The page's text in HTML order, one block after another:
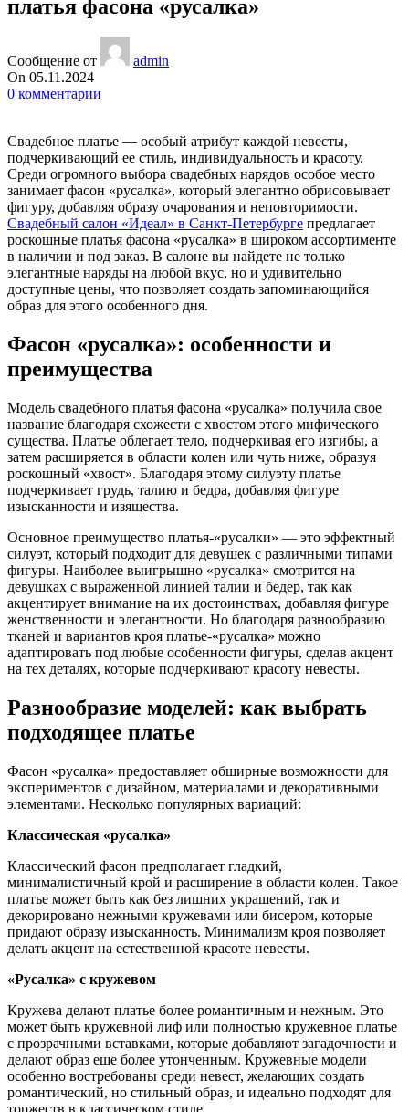
платья фасона «русалка»
Сообщение от
admin
On 05.11.2024
0 комментарии
Свадебное платье — особый атрибут каждой невесты,
подчеркивающий ее стиль, индивидуальность и красоту.
Среди огромного выбора свадебных нарядов особое место
занимает фасон «русалка», который элегантно обрисовывает
фигуру, добавляя образу очарования и неповторимости.
Свадебный салон «Идеал» в Санкт-Петербурге предлагает
роскошные платья фасона «русалка» в широком ассортименте
в наличии и под заказ. В салоне вы найдете не только
элегантные наряды на любой вкус, но и удивительно
доступные цены, что позволяет создать запоминающийся
образ для этого особенного дня.
Фасон «русалка»: особенности и
преимущества
Модель свадебного платья фасона «русалка» получила свое
название благодаря схожести с хвостом этого мифического
существа. Платье облегает тело, подчеркивая его изгибы, а
затем расширяется в области колен или чуть ниже, образуя
роскошный «хвост». Благодаря этому силуэту платье
подчеркивает грудь, талию и бедра, добавляя фигуре
изысканности и изящества.
Основное преимущество платья-«русалки» — это эффектный
силуэт, который подходит для девушек с различными типами
фигуры. Наиболее выигрышно «русалка» смотрится на
девушках с выраженной линией талии и бедер, так как
акцентирует внимание на их достоинствах, добавляя фигуре
женственности и элегантности. Но благодаря разнообразию
тканей и вариантов кроя платье-«русалка» можно
адаптировать под любые особенности фигуры, сделав акцент
на тех деталях, которые подчеркивают красоту невесты.
Разнообразие моделей: как выбрать
подходящее платье
Фасон «русалка» предоставляет обширные возможности для
экспериментов с дизайном, материалами и декоративными
элементами. Несколько популярных вариаций:
Классическая «русалка»
Классический фасон предполагает гладкий,
минималистичный крой и расширение в области колен. Такое
платье может быть как без лишних украшений, так и
декорировано нежными кружевами или бисером, которые
придают образу изысканность. Минимализм кроя позволяет
делать акцент на естественной красоте невесты.
«Русалка» с кружевом
Кружева делают платье более романтичным и нежным. Это
может быть кружевной лиф или полностью кружевное платье
с прозрачными вставками, которые добавляют загадочности и
делают образ еще более утонченным. Кружевные модели
особенно востребованы среди невест, желающих создать
романтический, но стильный образ, и идеально подходят для
торжеств в классическом стиле.